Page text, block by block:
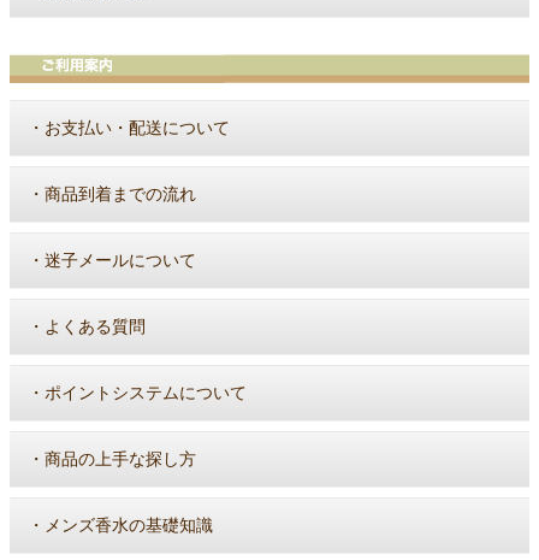
・ お支払い・配送について
・ 商品到着までの流れ
・ 迷子メールについて
・ よくある質問
・ ポイントシステムについて
・ 商品の上手な探し方
・ メンズ香水の基礎知識